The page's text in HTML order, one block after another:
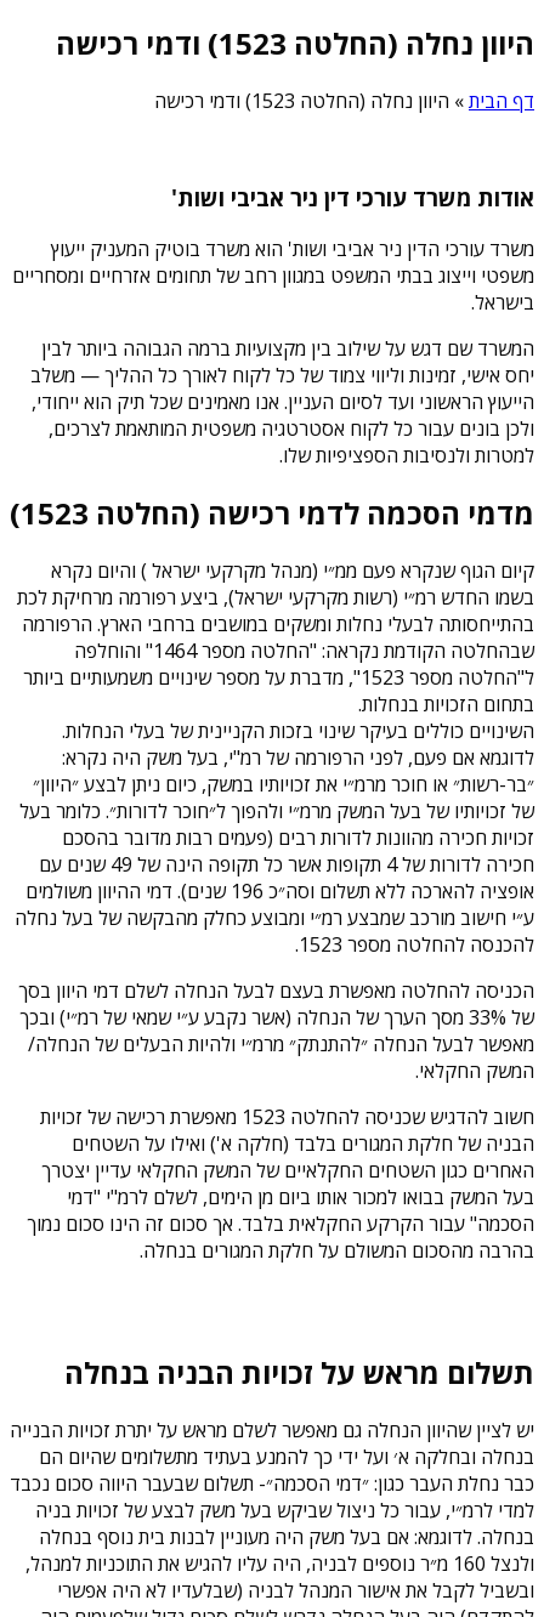
היוון נחלה (החלטה 1523) ודמי רכישה
דף הבית» היוון נחלה (החלטה 1523) ודמי רכישה
אודות משרד עורכי דין ניר אביבי ושות'
משרד עורכי הדין ניר אביבי ושות' הוא משרד בוטיק המעניק ייעוץ
משפטי וייצוג בבתי המשפט במגוון רחב של תחומים אזרחיים ומסחריים
בישראל.
המשרד שם דגש על שילוב בין מקצועיות ברמה הגבוהה ביותר לבין
יחס אישי, זמינות וליווי צמוד של כל לקוח לאורך כל ההליך — משלב
הייעוץ הראשוני ועד לסיום העניין. אנו מאמינים שכל תיק הוא ייחודי,
ולכן בונים עבור כל לקוח אסטרטגיה משפטית המותאמת לצרכים,
למטרות ולנסיבות הספציפיות שלו.
מדמי הסכמה לדמי רכישה (החלטה 1523)
קיום הגוף שנקרא פעם ממ״י (מנהל מקרקעי ישראל ) והיום נקרא
בשמו החדש רמ״י (רשות מקרקעי ישראל), ביצע רפורמה מרחיקת לכת
בהתייחסותה לבעלי נחלות ומשקים במושבים ברחבי הארץ. הרפורמה
שבהחלטה הקודמת נקראה: "החלטה מספר 1464" והוחלפה
ל"החלטה מספר 1523", מדברת על מספר שינויים משמעותיים ביותר
בתחום הזכויות בנחלות.
השינויים כוללים בעיקר שינוי בזכות הקניינית של בעלי הנחלות.
לדוגמא אם פעם, לפני הרפורמה של רמ"י, בעל משק היה נקרא:
״בר-רשות״ או חוכר מרמ״י את זכויותיו במשק, כיום ניתן לבצע ״היוון״
של זכויותיו של בעל המשק מרמ״י ולהפוך ל״חוכר לדורות״. כלומר בעל
זכויות חכירה מהוונות לדורות רבים (פעמים רבות מדובר בהסכם
חכירה לדורות של 4 תקופות אשר כל תקופה הינה של 49 שנים עם
אופציה להארכה ללא תשלום וסה״כ 196 שנים). דמי ההיוון משולמים
ע״י חישוב מורכב שמבצע רמ״י ומבוצע כחלק מהבקשה של בעל נחלה
להכנסה להחלטה מספר 1523.
הכניסה להחלטה מאפשרת בעצם לבעל הנחלה לשלם דמי היוון בסך
של 33% מסך הערך של הנחלה (אשר נקבע ע״י שמאי של רמ״י) ובכך
מאפשר לבעל הנחלה ״להתנתק״ מרמ״י ולהיות הבעלים של הנחלה/
המשק החקלאי.
חשוב להדגיש שכניסה להחלטה 1523 מאפשרת רכישה של זכויות
הבניה של חלקת המגורים בלבד (חלקה א') ואילו על השטחים
האחרים כגון השטחים החקלאיים של המשק החקלאי עדיין יצטרך
בעל המשק בבואו למכור אותו ביום מן הימים, לשלם לרמ"י "דמי
הסכמה" עבור הקרקע החקלאית בלבד. אך סכום זה הינו סכום נמוך
בהרבה מהסכום המשולם על חלקת המגורים בנחלה.
תשלום מראש על זכויות הבניה בנחלה
יש לציין שהיוון הנחלה גם מאפשר לשלם מראש על יתרת זכויות הבנייה
בנחלה ובחלקה א׳ ועל ידי כך להמנע בעתיד מתשלומים שהיום הם
כבר נחלת העבר כגון: ״דמי הסכמה״- תשלום שבעבר היווה סכום נכבד
למדי לרמ״י, עבור כל ניצול שביקש בעל משק לבצע של זכויות בניה
בנחלה. לדוגמא: אם בעל משק היה מעוניין לבנות בית נוסף בנחלה
ולנצל 160 מ״ר נוספים לבניה, היה עליו להגיש את התוכניות למנהל,
ובשביל לקבל את אישור המנהל לבניה (שבלעדיו לא היה אפשרי